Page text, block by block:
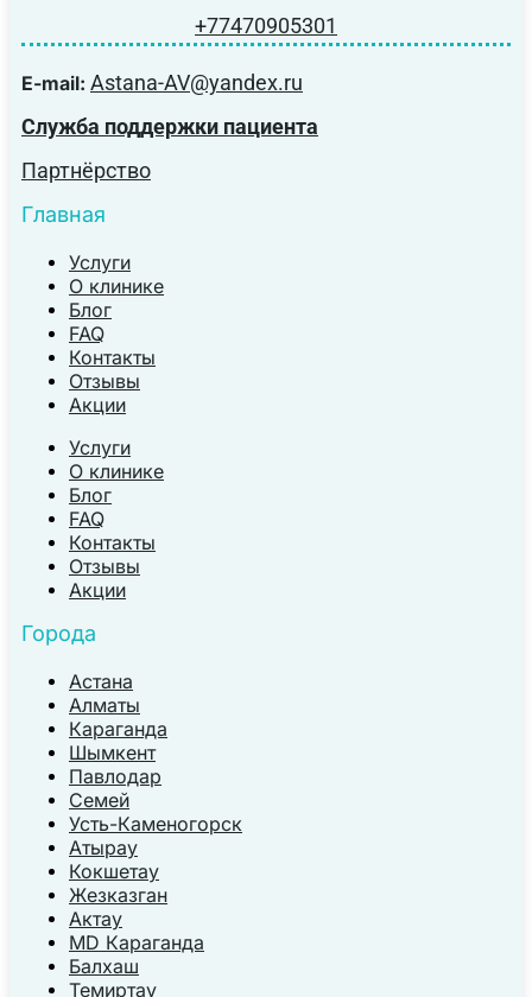
+77470905301
E-mail: Astana-AV@yandex.ru
Служба поддержки пациента
Партнёрство
Главная
Услуги
О клинике
Блог
FAQ
Контакты
Отзывы
Акции
Услуги
О клинике
Блог
FAQ
Контакты
Отзывы
Акции
Города
Астана
Алматы
Караганда
Шымкент
Павлодар
Семей
Усть-Каменогорск
Атырау
Кокшетау
Жезказган
Актау
MD Караганда
Балхаш
Темиртау